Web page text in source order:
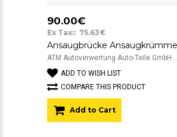
90.00€
Ex Tax:: 75.63€
ATM Autoverwertung Auto-Teile GmbH ..
ADD TO WISH LIST
COMPARE THIS PRODUCT
Add to Cart